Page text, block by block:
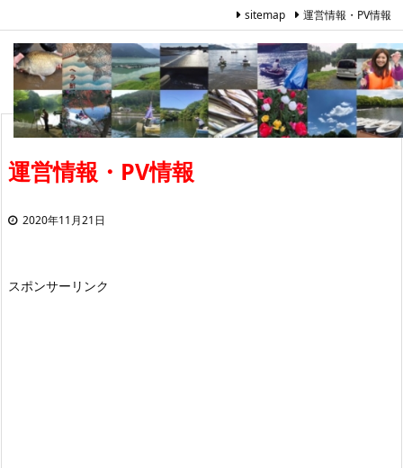
sitemap 運営情報・PV情報
運営情報・PV情報
2020年11月21日
スポンサーリンク